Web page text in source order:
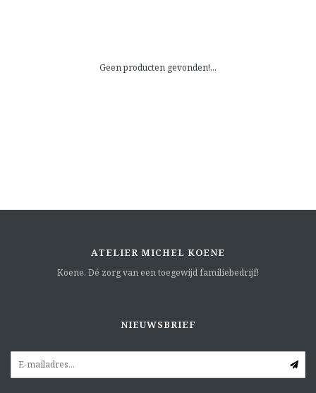
Geen producten gevonden!...
ATELIER MICHEL KOENE
Koene. Dé zorg van een toegewijd familiebedrijf!
NIEUWSBRIEF